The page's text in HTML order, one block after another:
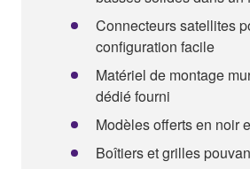
Connecteurs satellites
configuration facile
Matériel de montage
dédié fourni
Modèles offerts en noir
Boîtiers et grilles